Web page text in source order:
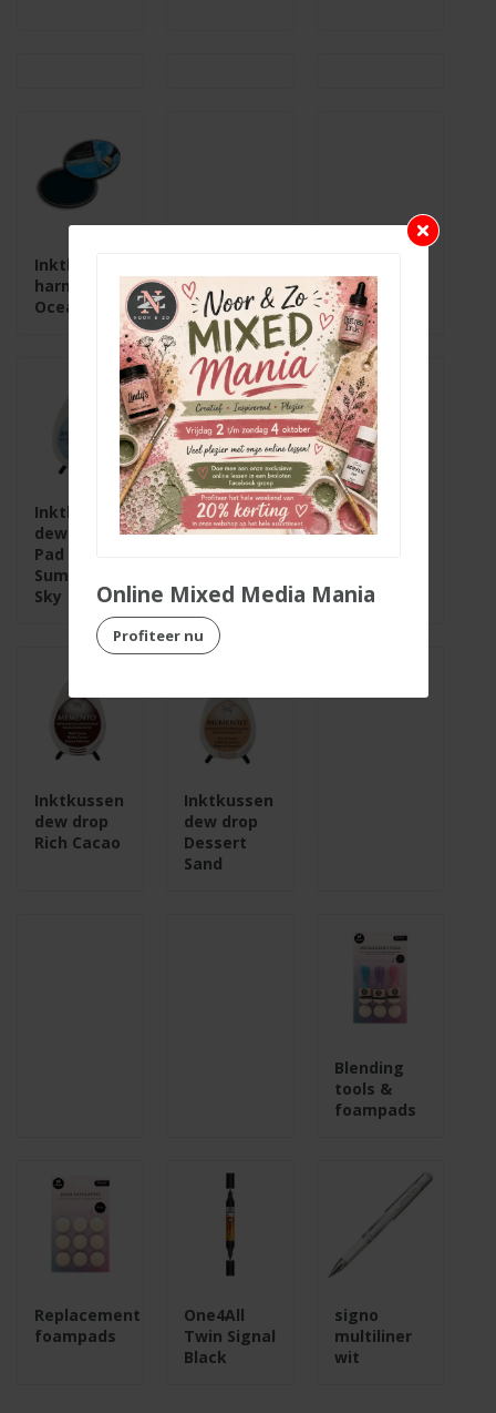
Inktkussen
harmony
Ocean Blue
Inktkussen
dew drop
Pad
Summer
Sky
Inktkussen
dew drop
Inktkussen
dew drop
Inktkussen
dew drop
Rich Cacao
Inktkussen
dew drop
Dessert
Sand
Blending
tools &
foampads
Replacement
foampads
One4All
Twin Signal
Black
signo
multiliner
wit
Online Mixed Media Mania
Profiteer nu